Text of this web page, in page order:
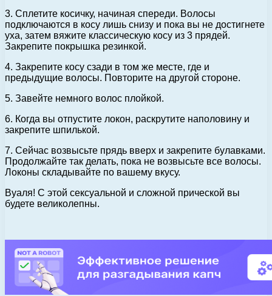
3. Сплетите косичку, начиная спереди. Волосы
подключаются в косу лишь снизу и пока вы не достигнете
уха, затем вяжите классическую косу из 3 прядей.
Закрепите покрышка резинкой.
4. Закрепите косу сзади в том же месте, где и
предыдущие волосы. Повторите на другой стороне.
5. Завейте немного волос плойкой.
6. Когда вы отпустите локон, раскрутите наполовину и
закрепите шпилькой.
7. Сейчас возвысьте прядь вверх и закрепите булавками.
Продолжайте так делать, пока не возвысьте все волосы.
Локоны складывайте по вашему вкусу.
Вуаля! С этой сексуальной и сложной прической вы
будете великолепны.